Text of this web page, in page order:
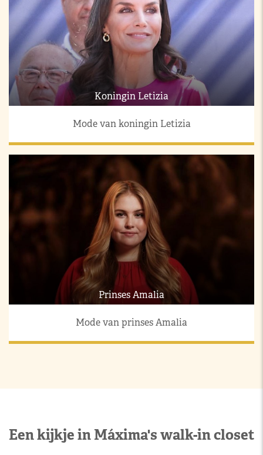
Koningin Letizia
Mode van koningin Letizia
Prinses Amalia
Mode van prinses Amalia
Een kijkje in Máxima's walk-in closet